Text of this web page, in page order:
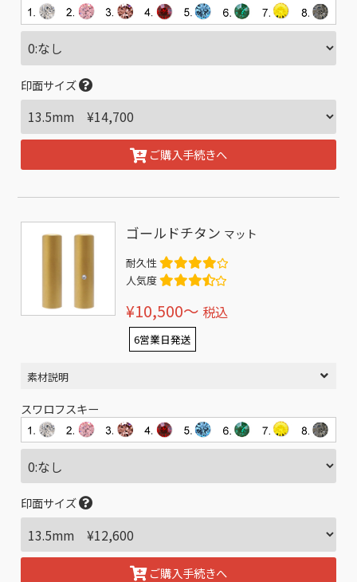
印面サイズ
ご購入手続きへ
ゴールドチタン マット
耐久性
人気度
¥10,500〜 税込
6営業日発送
素材説明
スワロフスキー
印面サイズ
ご購入手続きへ